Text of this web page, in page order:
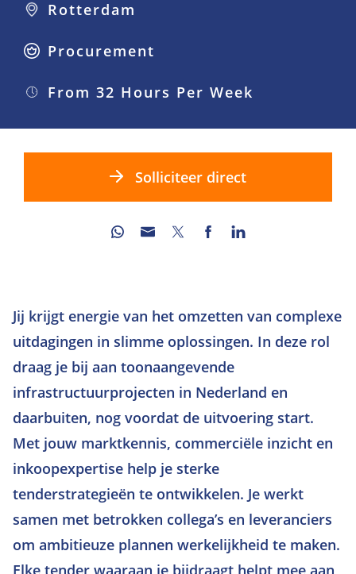
Rotterdam
Procurement
From 32 Hours Per Week
Solliciteer direct
Jij krijgt energie van het omzetten van complexe
uitdagingen in slimme oplossingen. In deze rol
draag je bij aan toonaangevende
infrastructuurprojecten in Nederland en
daarbuiten, nog voordat de uitvoering start.
Met jouw marktkennis, commerciële inzicht en
inkoopexpertise help je sterke
tenderstrategieën te ontwikkelen. Je werkt
samen met betrokken collega’s en leveranciers
om ambitieuze plannen werkelijkheid te maken.
Elke tender waaraan je bijdraagt helpt mee aan